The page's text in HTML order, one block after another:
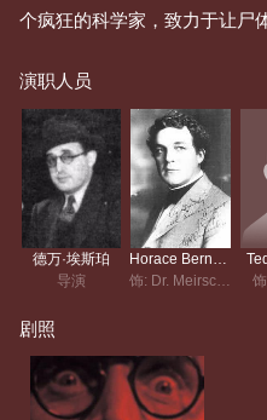
个疯狂的科学家，致力于让尸
在那里，他们用一种特殊的血
了。但这还不算什么，迈尔
演职人员
德万·埃斯珀
导演
Horace Bernard Carpenter
饰: Dr. Meirschultz
剧照